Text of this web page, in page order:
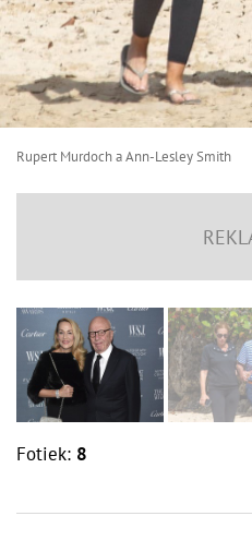
Rupert Murdoch a Ann-Lesley Smith
Fotiek: 8